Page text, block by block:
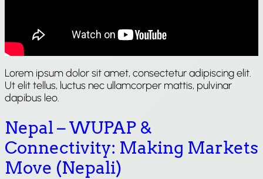
Lorem ipsum dolor sit amet, consectetur adipiscing elit.
Ut elit tellus, luctus nec ullamcorper mattis, pulvinar
dapibus leo.
Nepal – WUPAP &
Connectivity: Making Markets
Move (Nepali)